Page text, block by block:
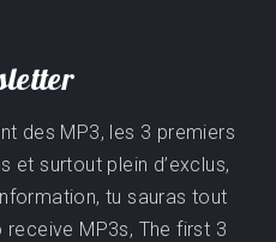
des MP3, les 3 premiers
et surtout plein d’exclus,
tu sauras tout
MP3s, The first 3